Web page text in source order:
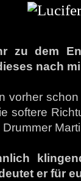
zu dem
nach
vorher
softere
er für